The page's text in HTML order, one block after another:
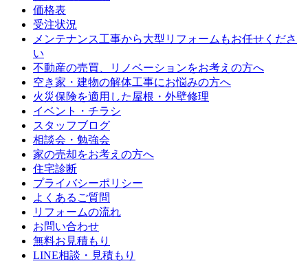
価格表
受注状況
メンテナンス工事から大型リフォームもお任せくださ
い
不動産の売買、リノベーションをお考えの方へ
空き家・建物の解体工事にお悩みの方へ
火災保険を適用した屋根・外壁修理
イベント・チラシ
スタッフブログ
相談会・勉強会
家の売却をお考えの方へ
住宅診断
プライバシーポリシー
よくあるご質問
リフォームの流れ
お問い合わせ
無料お見積もり
LINE相談・見積もり